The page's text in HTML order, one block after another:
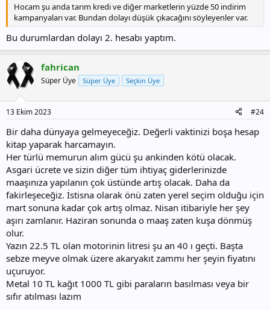
Hocam şu anda tarım kredi ve diğer marketlerin yüzde 50 indirim
kampanyaları var. Bundan dolayı düşük çıkacağını söyleyenler var.
Bu durumlardan dolayı 2. hesabı yaptım.
fahrican
Süper Üye Süper Üye Seçkin Üye
13 Ekim 2023 #24
Bir daha dünyaya gelmeyeceğiz. Değerli vaktinizi boşa hesap
kitap yaparak harcamayın.
Her türlü memurun alım gücü şu ankinden kötü olacak.
Asgari ücrete ve sizin diğer tüm ihtiyaç giderlerinizde
maaşınıza yapılanın çok üstünde artış olacak. Daha da
fakirleşeceğiz. İstisna olarak önü zaten yerel seçim olduğu için
mart sonuna kadar çok artış olmaz. Nisan itibariyle her şey
aşırı zamlanır. Haziran sonunda o maaş zaten kuşa dönmüş
olur.
Yazın 22.5 TL olan motorinin litresi şu an 40 ı geçti. Başta
sebze meyve olmak üzere akaryakıt zammı her şeyin fiyatını
uçuruyor.
Metal 10 TL kağıt 1000 TL gibi paraların basılması veya bir
sıfır atılması lazım